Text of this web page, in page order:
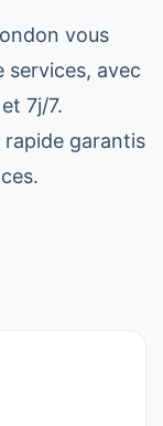
vous
services, avec
7j/7.
garantis